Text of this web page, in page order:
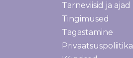
Tarneviisid ja ajad
Tarneviisid ja ajad
Tingimused
Tagastamine
Privaatsuspoliitika